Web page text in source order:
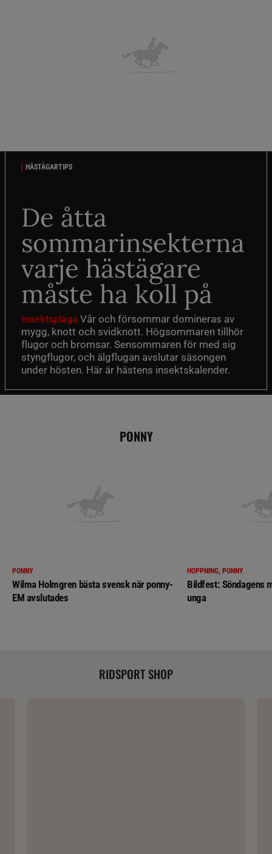
HÄSTÄGARTIPS
De åtta
sommarinsekterna
varje hästägare
måste ha koll på
Insektsplåga Vår och försommar domineras av
mygg, knott och svidknott. Högsommaren tillhör
flugor och bromsar. Sensommaren för med sig
styngflugor, och älgflugan avslutar säsongen
under hösten. Här är hästens insektskalender.
PONNY
PONNY
Wilma Holmgren bästa svensk när ponny-
EM avslutades
HOPPNING, PONNY
Bildfest: Söndagens
unga
RIDSPORT SHOP